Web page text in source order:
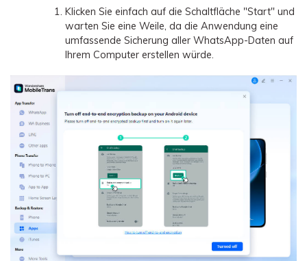
Klicken Sie einfach auf die Schaltfläche "Start" und
warten Sie eine Weile, da die Anwendung eine
umfassende Sicherung aller WhatsApp-Daten auf
Ihrem Computer erstellen würde.